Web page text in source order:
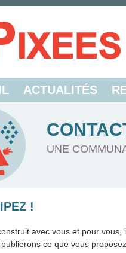
ACTUALITÉS
UNE
!
avec vous et pour vous,
ce que vous proposez.